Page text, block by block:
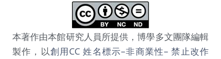
本著作由本館研究人員所提供，博學多文團隊編輯
製作，以創用CC 姓名標示–非商業性– 禁止改作